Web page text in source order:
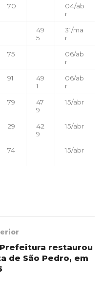
70
04/ab
r
49
5
31/ma
r
75
06/ab
r
91
49
1
06/ab
r
79
47
9
15/abr
29
42
9
15/abr
74 15/abr
restaurou
de São Pedro, em